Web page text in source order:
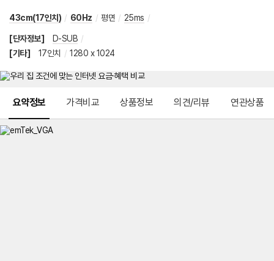
43cm(17인치) / 60Hz / 평면 / 25ms /
[단자정보] D-SUB /
[기타]
17인치 / 1280 x 1024
요약정보 가격비교 상품정보 의견/리뷰 연관상품